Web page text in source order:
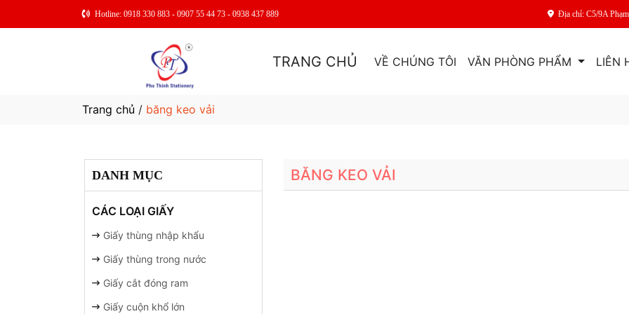
Hotline: 0918 330 883 - 0907 55 44 73 - 0938 437 889 Địa chỉ: C5/9A
TRANG CHỦ VỀ CHÚNG TÔI VĂN PHÒNG PHẨM LIÊN
Trang chủ / băng keo vải
DANH MỤC
CÁC LOẠI GIẤY
Giấy thùng nhập khẩu
Giấy thùng trong nước
Giấy cắt đóng ram
Giấy cuộn khổ lớn
BĂNG KEO VẢI